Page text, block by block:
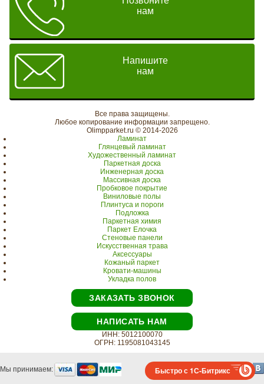
нам
Напишите
нам
Все права защищены.
Любое копирование информации запрещено.
Olimpparket.ru © 2014-2026
Ламинат
Глянцевый ламинат
Художественный ламинат
Паркетная доска
Инженерная доска
Массивная доска
Пробковое покрытие
Виниловые полы
Плинтуса и пороги
Подложка
Паркетная химия
Паркет Елочка
Стеновые панели
Искусственная трава
Аксессуары
Кожаный паркет
Кровати-машины
Укладка полов
ЗАКАЗАТЬ ЗВОНОК
НАПИСАТЬ НАМ
ИНН: 5012100070
ОГРН: 1195081043145
Мы принимаем: Быстро с 1С-Битрикс